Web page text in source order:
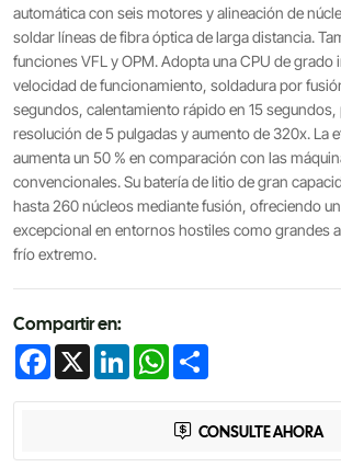
automática con seis motores y alineación de
soldar líneas de fibra óptica de larga distancia.
funciones VFL y OPM. Adopta una CPU de grado
velocidad de funcionamiento, soldadura por
segundos, calentamiento rápido en 15 segundos,
resolución de 5 pulgadas y aumento de 320x. La
aumenta un 50 % en comparación con las
convencionales. Su batería de litio de gran
hasta 260 núcleos mediante fusión, ofreciendo
excepcional en entornos hostiles como grandes
frío extremo.
Compartir en:
Facebook
X LinkedInWhatsApp
CONSULTE AHORA